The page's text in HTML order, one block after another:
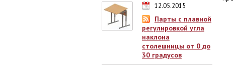
12.05.2015
Парты с плавной
регулировкой угла
наклона
столешницы от 0 до
30 градусов